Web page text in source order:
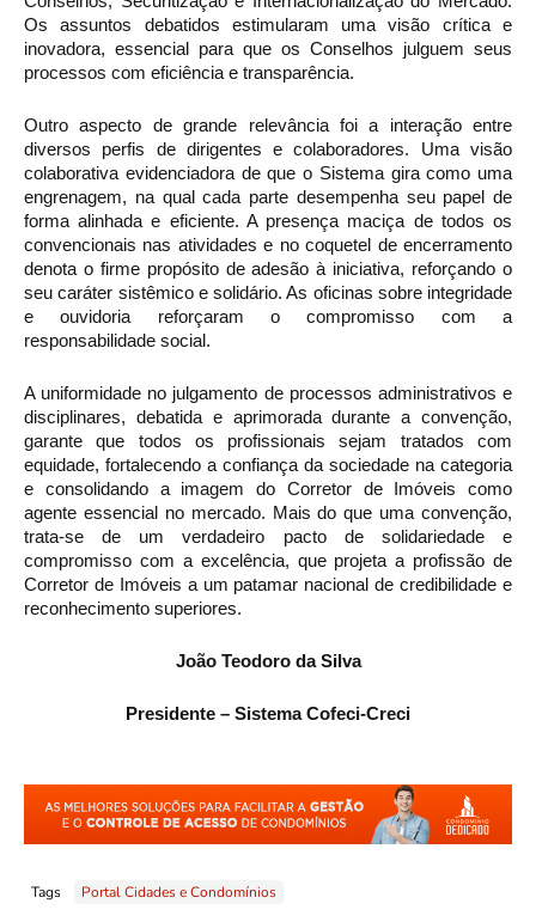
Os assuntos debatidos estimularam uma visão crítica e
inovadora, essencial para que os Conselhos julguem seus
processos com eficiência e transparência.
Outro aspecto de grande relevância foi a interação entre
diversos perfis de dirigentes e colaboradores. Uma visão
colaborativa evidenciadora de que o Sistema gira como uma
engrenagem, na qual cada parte desempenha seu papel de
forma alinhada e eficiente. A presença maciça de todos os
convencionais nas atividades e no coquetel de encerramento
denota o firme propósito de adesão à iniciativa, reforçando o
seu caráter sistêmico e solidário. As oficinas sobre integridade
e ouvidoria reforçaram o compromisso com a
responsabilidade social.
A uniformidade no julgamento de processos administrativos e
disciplinares, debatida e aprimorada durante a convenção,
garante que todos os profissionais sejam tratados com
equidade, fortalecendo a confiança da sociedade na categoria
e consolidando a imagem do Corretor de Imóveis como
agente essencial no mercado. Mais do que uma convenção,
trata-se de um verdadeiro pacto de solidariedade e
compromisso com a excelência, que projeta a profissão de
Corretor de Imóveis a um patamar nacional de credibilidade e
reconhecimento superiores.
João Teodoro da Silva
Presidente – Sistema Cofeci-Creci
Tags Portal Cidades e Condomínios